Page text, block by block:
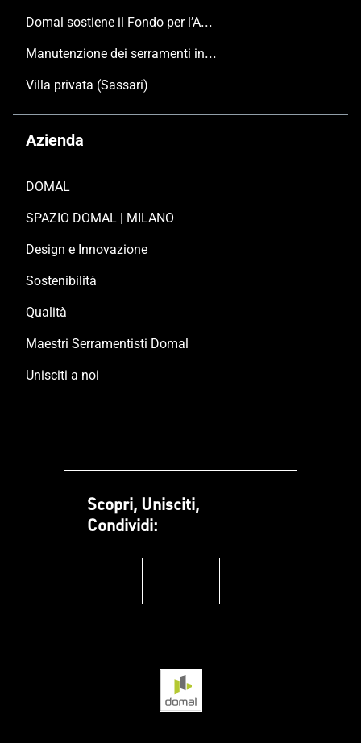
Domal sostiene il Fondo per l’Ambiente Italiano anche per le Giornate FAI di Primavera 2024
Manutenzione dei serramenti in alluminio
Villa privata (Sassari)
Azienda
DOMAL
SPAZIO DOMAL | MILANO
Design e Innovazione
Sostenibilità
Qualità
Maestri Serramentisti Domal
Unisciti a noi
Scopri, Unisciti,
Condividi: